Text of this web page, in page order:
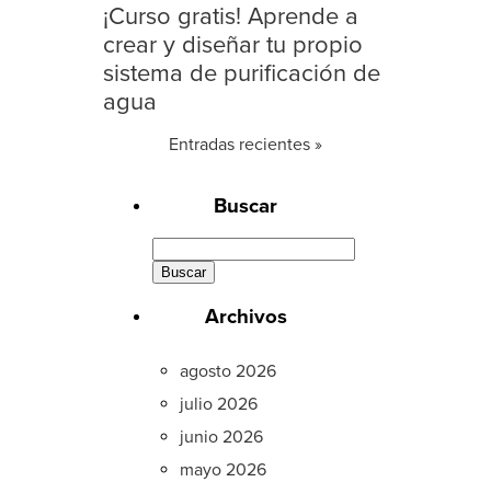
¡Curso gratis! Aprende a
crear y diseñar tu propio
sistema de purificación de
agua
Entradas recientes »
Buscar
Archivos
agosto 2026
julio 2026
junio 2026
mayo 2026